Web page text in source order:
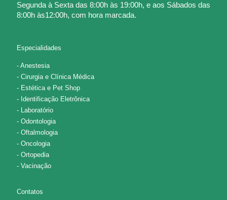
Segunda à Sexta das 8:00h às 19:00h, e aos Sábados das
8:00h às12:00h, com hora marcada.
Especialidades
- Anestesia
- Cirurgia e Clínica Médica
- Estética e Pet Shop
- Identificação Eletrônica
- Laboratório
- Odontologia
- Oftalmologia
- Oncologia
- Ortopedia
- Vacinação
Contatos